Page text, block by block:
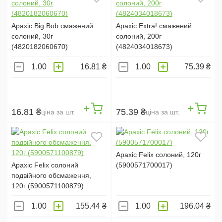
СМЕТАНА ТА ЗЕЛЕНЬ (
ЧИЛІ (3)
ГРИБИ (
9)
БАЗИЛІК ( 1)
ЦИБУЛЯ (5)
ТЕЛЯТИНА Й АДЖИКА (
ПІЦА (1)
БАРБЕКЮ (3)
САЛЬСА (1)
Арахіс Big Bob смажений
солоний, 30г
(4820182060670)
16.81 ₴
16.81 ₴ціна за шт.
Арахіс Extra! смажений
солоний, 200г
(4824034018673)
75.39 ₴
75.39 ₴ціна за шт.
Арахіс Felix солоний
подвійного обсмаження,
120г (5900571100879)
155.44 ₴
Арахіс Felix солоний, 120г
(5900571700017)
196.04 ₴